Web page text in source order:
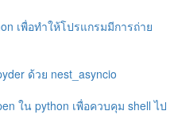
เพื่อทำให้โปรแกรมมีการถ่าย
ด้วย nest_asyncio
ใน python เพื่อควบคุม shell ไป